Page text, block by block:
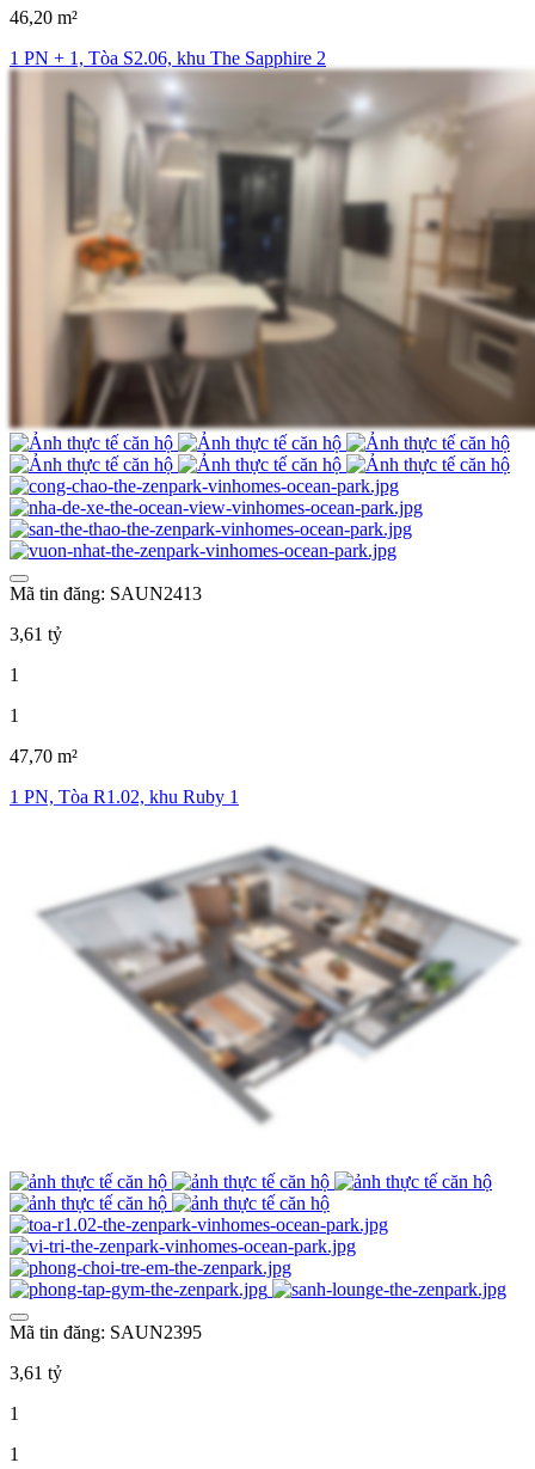
46,20 m²
1 PN + 1, Tòa S2.06, khu The Sapphire 2
Mã tin đăng: SAUN2413
3,61 tỷ
1
1
47,70 m²
1 PN, Tòa R1.02, khu Ruby 1
Mã tin đăng: SAUN2395
3,61 tỷ
1
1